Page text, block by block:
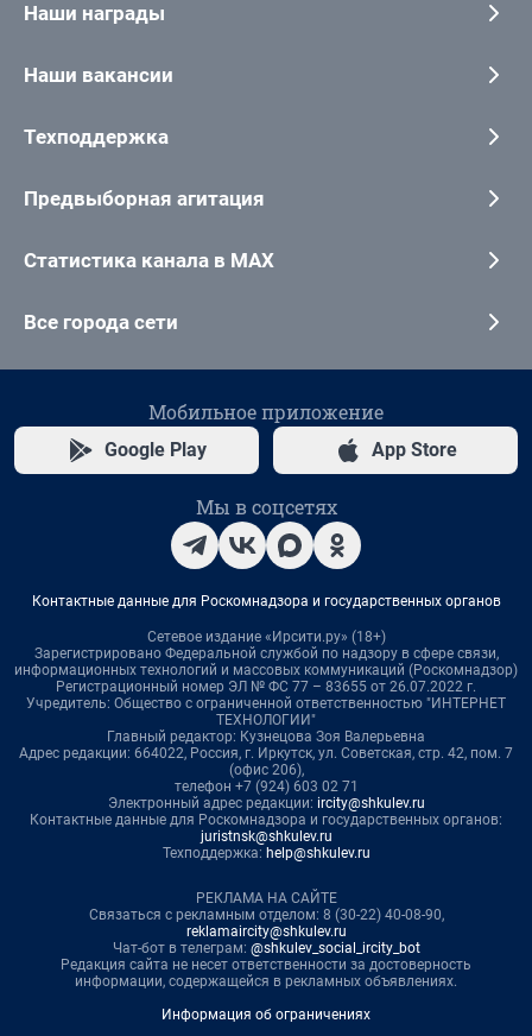
Наши награды
Наши вакансии
Техподдержка
Предвыборная агитация
Статистика канала в MAX
Все города сети
Мобильное приложение
Google Play App Store
Мы в соцсетях
Контактные данные для Роскомнадзора и государственных органов
Сетевое издание «Ирсити.ру» (18+)
Зарегистрировано Федеральной службой по надзору в сфере связи,
информационных технологий и массовых коммуникаций (Роскомнадзор)
Регистрационный номер ЭЛ № ФС 77 – 83655 от 26.07.2022 г.
Учредитель: Общество с ограниченной ответственностью "ИНТЕРНЕТ
ТЕХНОЛОГИИ"
Главный редактор: Кузнецова Зоя Валерьевна
Адрес редакции: 664022, Россия, г. Иркутск, ул. Советская, стр. 42, пом. 7
(офис 206),
телефон +7 (924) 603 02 71
Электронный адрес редакции: ircity@shkulev.ru
Контактные данные для Роскомнадзора и государственных органов:
juristnsk@shkulev.ru
Техподдержка: help@shkulev.ru
РЕКЛАМА НА САЙТЕ
Связаться с рекламным отделом: 8 (30-22) 40-08-90,
reklamaircity@shkulev.ru
Чат-бот в телеграм: @shkulev_social_ircity_bot
Редакция сайта не несет ответственности за достоверность
информации, содержащейся в рекламных объявлениях.
Информация об ограничениях